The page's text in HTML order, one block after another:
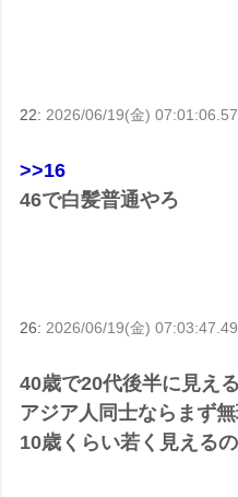
22: 2026/06/19(金)
>>16
46で白髪普通やろ
26: 2026/06/19(金)
40歳で20代後半に見え
アジア人同士ならまず
10歳くらい若く見える